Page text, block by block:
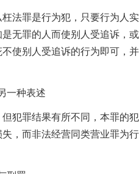
法罪是行为犯，只要行为人实
无罪的人而使别人受追诉，或
使别人受追诉的行为即可，并
一种表述
犯罪结果有所不同，本罪的犯
，而非法经营同类营业罪为行